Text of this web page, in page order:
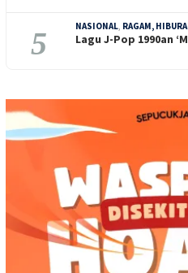
5 NASIONAL RAGAM,
Lagu J-Pop 1990an